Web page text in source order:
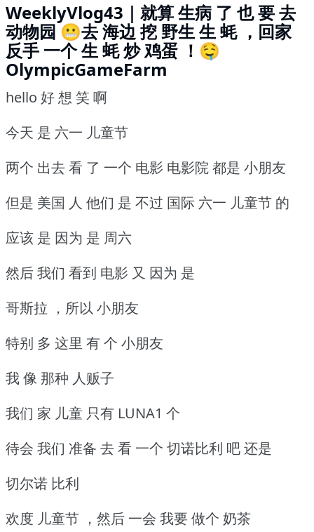
WeeklyVlog43｜就算 生病 了 也 要 去
动物园 😬去 海边 挖 野生 生 蚝 ，回家
反手 一个 生 蚝 炒 鸡蛋 ！🤤
OlympicGameFarm
hello 好 想 笑 啊
今天 是 六一 儿童节
两个 出去 看 了 一个 电影 电影院 都是 小朋友
但是 美国 人 他们 是 不过 国际 六一 儿童节 的
应该 是 因为 是 周六
然后 我们 看到 电影 又 因为 是
哥斯拉 ，所以 小朋友
特别 多 这里 有 个 小朋友
我 像 那种 人贩子
我们 家 儿童 只有 LUNA1 个
待会 我们 准备 去 看 一个 切诺比利 吧 还是
切尔诺 比利
欢度 儿童节 ，然后 一会 我要 做个 奶茶